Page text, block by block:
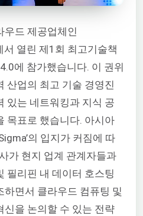
우드 제공업체인
열린 제1회 최고기술책
에 참가했습니다. 이 권위
산업의 최고 기술 경영진
있는 네트워킹과 지식 공
목표로 했습니다. 아시아
의 입지가 커짐에 따
가 현지 업계 관계자들과
필리핀 내 데이터 호스팅
하면서 클라우드 컴퓨팅 및
신을 논의할 수 있는 전략